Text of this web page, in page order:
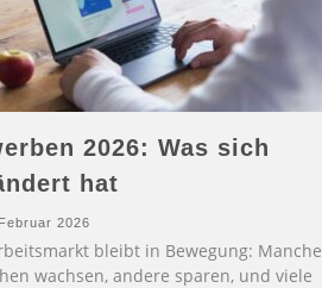
2026: Was sich
hat
2026
bleibt in Bewegung: Manche
wachsen, andere sparen, und viele